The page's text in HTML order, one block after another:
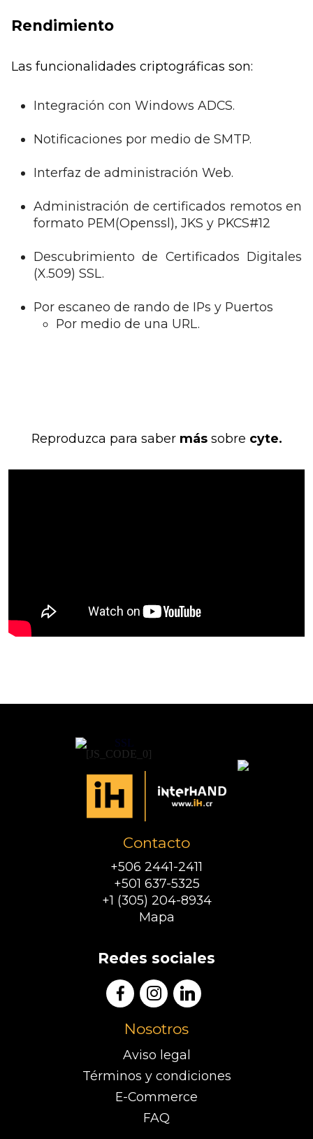
Rendimiento
Las funcionalidades criptográficas son:
Integración con Windows ADCS.
Notificaciones por medio de SMTP.
Interfaz de administración Web.
Administración de certificados remotos en
formato PEM(Openssl), JKS y PKCS#12
Descubrimiento de Certificados Digitales
(X.509) SSL.
Por escaneo de rando de IPs y Puertos
Por medio de una URL.
Reproduzca para saber mássobre cyte.
[JS_CODE_0]
Contacto
+506 2441-2411
+501 637-5325
+1 (305) 204-8934
Mapa
Redes sociales
Nosotros
Aviso legal
Términos y condiciones
E-Commerce
FAQ